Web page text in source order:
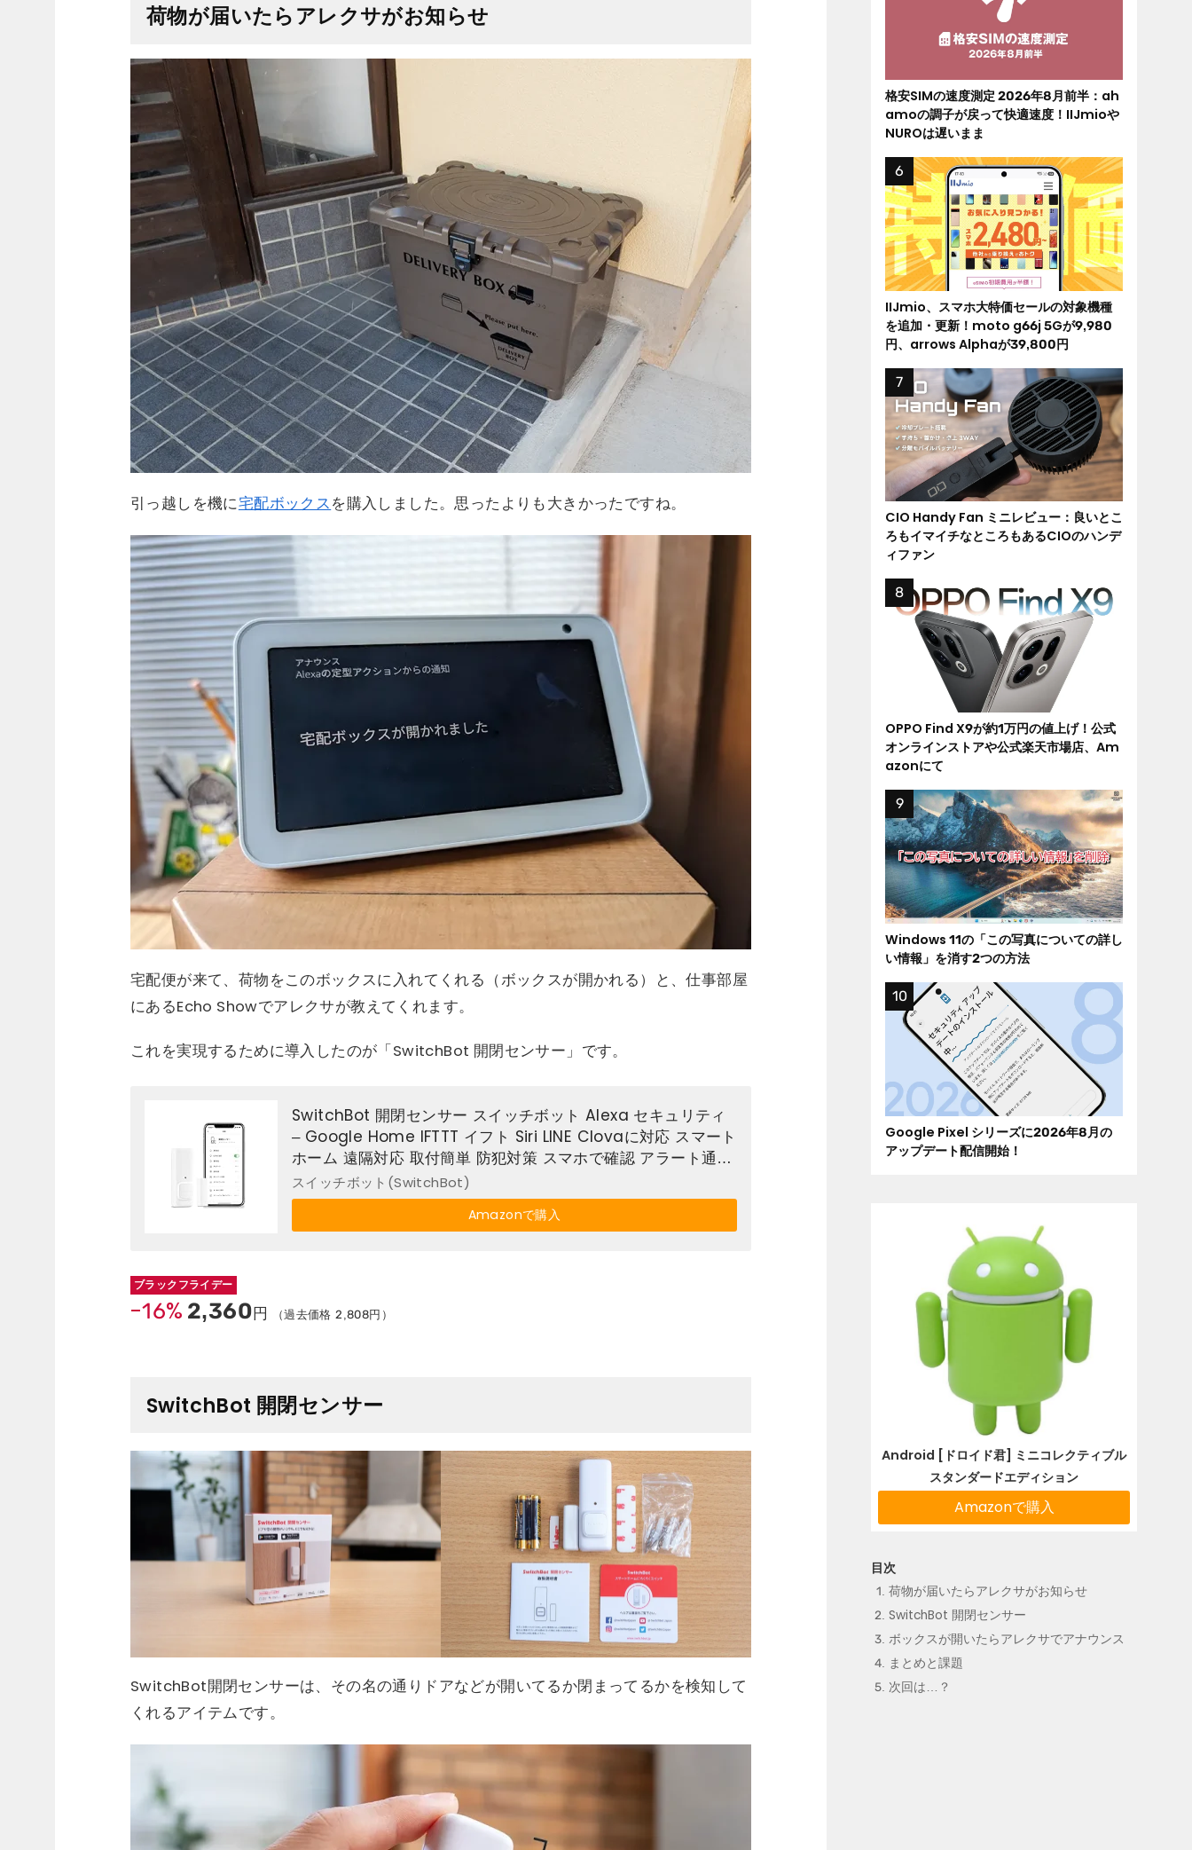
荷物が届いたらアレクサがお知らせ
引っ越しを機に宅配ボックスを購入しました。思ったよりも大きかったですね。
宅配便が来て、荷物をこのボックスに入れてくれる（ボックスが開かれる）と、仕事部屋
にあるEcho Showでアレクサが教えてくれます。
これを実現するために導入したのが「SwitchBot 開閉センサー」です。
SwitchBot 開閉センサー スイッチボット Alexa セキュリティ
– Google Home IFTTT イフト Siri LINE Clovaに対応 スマート
ホーム 遠隔対応 取付簡単 防犯対策 スマホで確認 アラート通知
磁気 ドアセンサー
スイッチボット(SwitchBot)
Amazonで購入
ブラックフライデー
-16% 2,360円 （過去価格 2,808円）
SwitchBot 開閉センサー
SwitchBot開閉センサーは、その名の通りドアなどが開いてるか閉まってるかを検知して
くれるアイテムです。
荷物が届いたらアレクサがお知らせ
SwitchBot 開閉センサー
ボックスが開いたらアレクサでアナウンス
まとめと課題
次回は…？
格安SIMの速度測定 2026年8月前半：ah
amoの調子が戻って快適速度！IIJmioや
NUROは遅いまま
IIJmio、スマホ大特価セールの対象機種
を追加・更新！moto g66j 5Gが9,980
円、arrows Alphaが39,800円
CIO Handy Fan ミニレビュー：良いとこ
ろもイマイチなところもあるCIOのハンデ
ィファン
OPPO Find X9が約1万円の値上げ！公式
オンラインストアや公式楽天市場店、Am
azonにて
Windows 11の「この写真についての詳し
い情報」を消す2つの方法
Google Pixel シリーズに2026年8月の
アップデート配信開始！
Android [ドロイド君] ミニコレクティブル
スタンダードエディション
Amazonで購入